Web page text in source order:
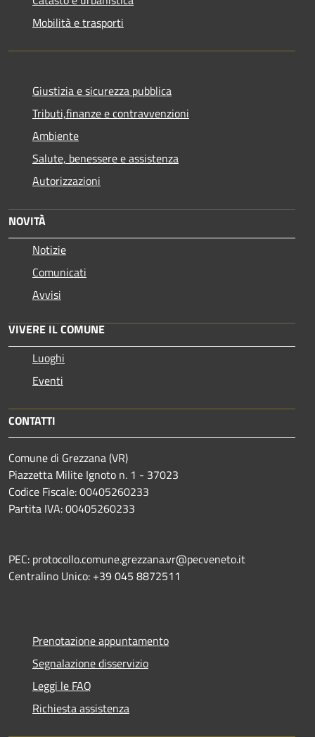
Mobilità e trasporti
Giustizia e sicurezza pubblica
Tributi,finanze e contravvenzioni
Ambiente
Salute, benessere e assistenza
Autorizzazioni
NOVITÀ
Notizie
Comunicati
Avvisi
VIVERE IL COMUNE
Luoghi
Eventi
CONTATTI
Comune di Grezzana (VR)
Piazzetta Milite Ignoto n. 1 - 37023
Codice Fiscale: 00405260233
Partita IVA: 00405260233
PEC: protocollo.comune.grezzana.vr@pecveneto.it
Centralino Unico: +39 045 8872511
Prenotazione appuntamento
Segnalazione disservizio
Leggi le FAQ
Richiesta assistenza